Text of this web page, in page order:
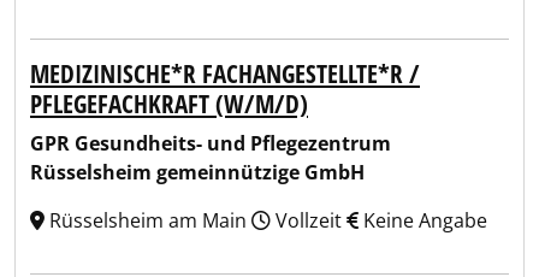
MEDIZINISCHE*R FACHANGESTELLTE*R /
PFLEGEFACHKRAFT (W/M/D)
GPR Gesundheits- und Pflegezentrum
Rüsselsheim gemeinnützige GmbH
Rüsselsheim am Main
Vollzeit Keine Angabe